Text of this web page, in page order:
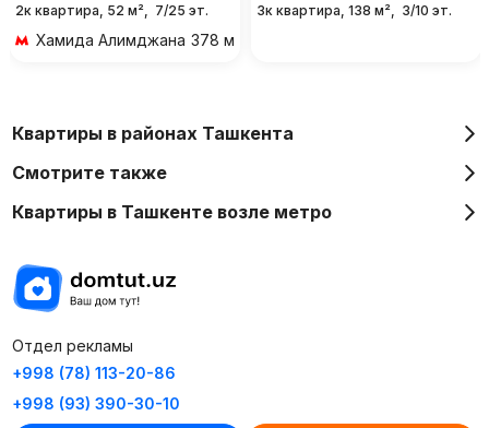
2к квартира, 52 м², 7/25 эт.
Хамида Алимджана 378 м 5 мин пешком
3к квартира, 138 м², 3/10 эт.
Квартиры в районах Ташкента
Смотрите также
Квартиры в Ташкенте возле метро
Отдел рекламы
+998 (78) 113-20-86
+998 (93) 390-30-10